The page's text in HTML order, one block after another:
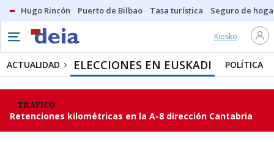
Hugo Rincón Puerto de Bilbao Tasa turística Seguro de
Kiosko
ACTUALIDAD ELECCIONES EN EUSKADI POLÍTICA
TRÁFICO
Retenciones kilométricas en la A-8 dirección Cantabria